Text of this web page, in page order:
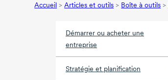
Accueil > Articles et outils > Boîte à outils >
Démarrer ou acheter une
entreprise
Stratégie et planification